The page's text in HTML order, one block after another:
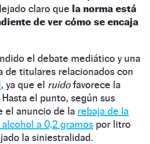
claro que la norma está
de ver cómo se encaja
el debate mediático y una
de titulares relacionados con
, ya que el ruidofavorece la
el punto, según sus
el anuncio de la rebaja de la
a 0,2 gramos por litro
la siniestralidad.